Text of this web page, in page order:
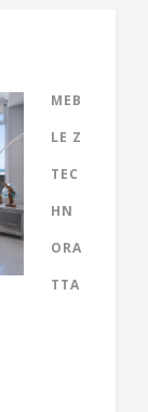
MEB
LE Z
TEC
HN
ORA
TTA